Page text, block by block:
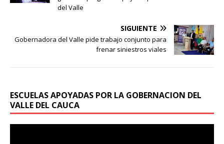
del Valle
SIGUIENTE
Gobernadora del Valle pide trabajo conjunto para
frenar siniestros viales
ESCUELAS APOYADAS POR LA GOBERNACION DEL
VALLE DEL CAUCA